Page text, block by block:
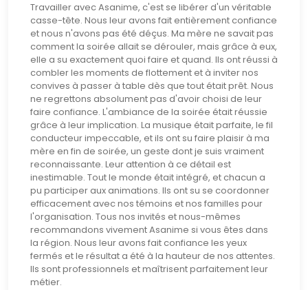
Travailler avec Asanime, c'est se libérer d'un véritable
casse-tête. Nous leur avons fait entièrement confiance
et nous n'avons pas été déçus. Ma mère ne savait pas
comment la soirée allait se dérouler, mais grâce à eux,
elle a su exactement quoi faire et quand. Ils ont réussi à
combler les moments de flottement et à inviter nos
convives à passer à table dès que tout était prêt. Nous
ne regrettons absolument pas d'avoir choisi de leur
faire confiance. L'ambiance de la soirée était réussie
grâce à leur implication. La musique était parfaite, le fil
conducteur impeccable, et ils ont su faire plaisir à ma
mère en fin de soirée, un geste dont je suis vraiment
reconnaissante. Leur attention à ce détail est
inestimable. Tout le monde était intégré, et chacun a
pu participer aux animations. Ils ont su se coordonner
efficacement avec nos témoins et nos familles pour
l'organisation. Tous nos invités et nous-mêmes
recommandons vivement Asanime si vous êtes dans
la région. Nous leur avons fait confiance les yeux
fermés et le résultat a été à la hauteur de nos attentes.
Ils sont professionnels et maîtrisent parfaitement leur
métier.